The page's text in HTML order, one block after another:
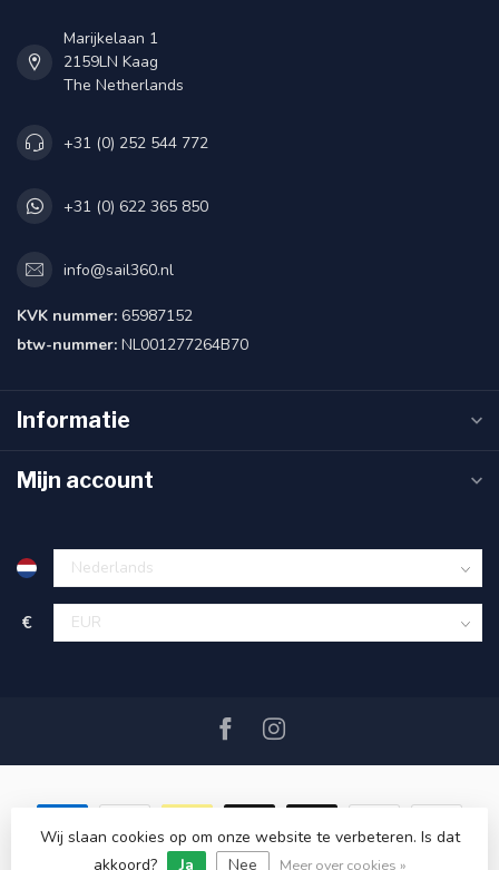
Marijkelaan 1
2159LN Kaag
The Netherlands
+31 (0) 252 544 772
+31 (0) 622 365 850
info@sail360.nl
KVK nummer: 65987152
btw-nummer: NL001277264B70
Informatie
Mijn account
€
© Copyright 2026 SAIL360 watersport and boat equipment
Wij slaan cookies op om onze website te verbeteren. Is dat
akkoord?
Ja Nee Meer over cookies »